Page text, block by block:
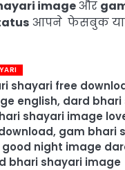
imageऔर
आपने फेसबुक या
shayari free
english, dard bhari
shayari image
, gam bhari
good night image
bhari shayari image